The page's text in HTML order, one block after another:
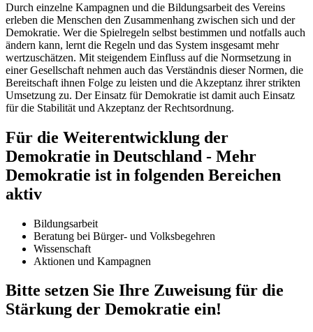
Durch einzelne Kampagnen und die Bildungsarbeit des Vereins
erleben die Menschen den Zusammenhang zwischen sich und der
Demokratie. Wer die Spielregeln selbst bestimmen und notfalls auch
ändern kann, lernt die Regeln und das System insgesamt mehr
wertzuschätzen. Mit steigendem Einfluss auf die Normsetzung in
einer Gesellschaft nehmen auch das Verständnis dieser Normen, die
Bereitschaft ihnen Folge zu leisten und die Akzeptanz ihrer strikten
Umsetzung zu. Der Einsatz für Demokratie ist damit auch Einsatz
für die Stabilität und Akzeptanz der Rechtsordnung.
Für die Weiterentwicklung der
Demokratie in Deutschland - Mehr
Demokratie ist in folgenden Bereichen
aktiv
Bildungsarbeit
Beratung bei Bürger- und Volksbegehren
Wissenschaft
Aktionen und Kampagnen
Bitte setzen Sie Ihre Zuweisung für die
Stärkung der Demokratie ein!